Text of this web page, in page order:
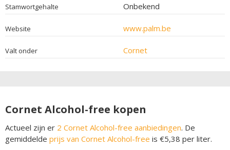
Stamwortgehalte Onbekend
Website www.palm.be
Valt onder Cornet
Cornet Alcohol-free kopen
Actueel zijn er 2 Cornet Alcohol-free aanbiedingen. De
gemiddelde prijs van Cornet Alcohol-free is €5,38 per liter.